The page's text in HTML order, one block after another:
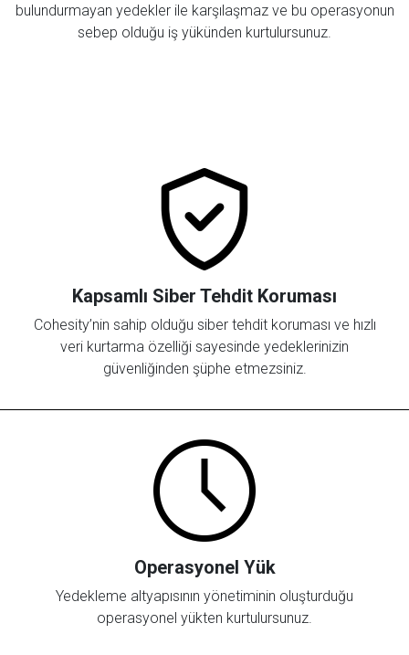
bulundurmayan yedekler ile karşılaşmaz ve bu operasyonun
sebep olduğu iş yükünden kurtulursunuz.
Kapsamlı Siber Tehdit Koruması
Cohesity’nin sahip olduğu siber tehdit koruması ve hızlı
veri kurtarma özelliği sayesinde yedeklerinizin
güvenliğinden şüphe etmezsiniz.
Operasyonel Yük
Yedekleme altyapısının yönetiminin oluşturduğu
operasyonel yükten kurtulursunuz.